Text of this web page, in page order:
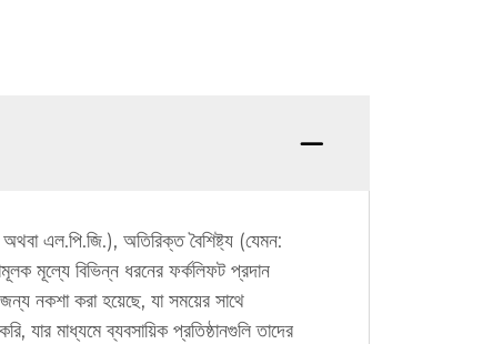
এল.পি.জি.), অতিরিক্ত বৈশিষ্ট্য (যেমন:
মূল্যে বিভিন্ন ধরনের ফর্কলিফট প্রদান
নকশা করা হয়েছে, যা সময়ের সাথে
মাধ্যমে ব্যবসায়িক প্রতিষ্ঠানগুলি তাদের